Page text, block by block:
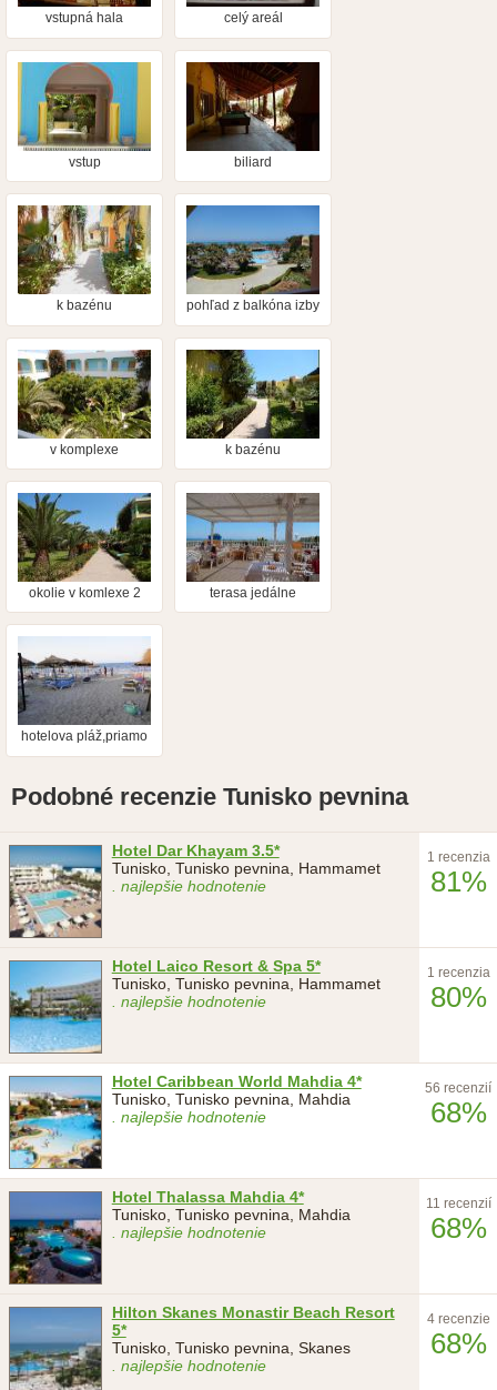
vstupná hala celý areál
vstup biliard
k bazénu pohľad z balkóna izby
v komplexe k bazénu
okolie v komlexe 2 terasa jedálne
hotelova pláž,priamo
Podobné recenzie Tunisko pevnina
Hotel Dar Khayam 3.5*
Tunisko, Tunisko pevnina, Hammamet
. najlepšie hodnotenie
1 recenzia
81%
Hotel Laico Resort & Spa 5*
Tunisko, Tunisko pevnina, Hammamet
. najlepšie hodnotenie
1 recenzia
80%
Hotel Caribbean World Mahdia 4*
Tunisko, Tunisko pevnina, Mahdia
. najlepšie hodnotenie
56 recenzií
68%
Hotel Thalassa Mahdia 4*
Tunisko, Tunisko pevnina, Mahdia
. najlepšie hodnotenie
11 recenzií
68%
Hilton Skanes Monastir Beach Resort
5*
Tunisko, Tunisko pevnina, Skanes
. najlepšie hodnotenie
4 recenzie
68%